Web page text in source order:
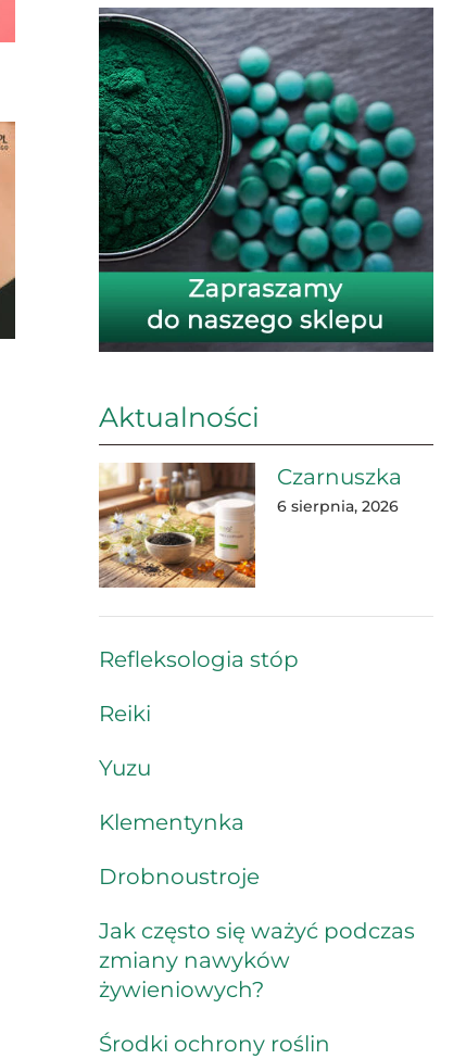
Aktualności
Czarnuszka
6 sierpnia, 2026
Refleksologia stóp
Reiki
Yuzu
Klementynka
Drobnoustroje
Jak często się ważyć podczas
zmiany nawyków
żywieniowych?
Środki ochrony roślin